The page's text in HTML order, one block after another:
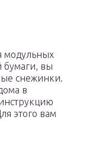
модульных
бумаги, вы
снежинки.
в
этого вам